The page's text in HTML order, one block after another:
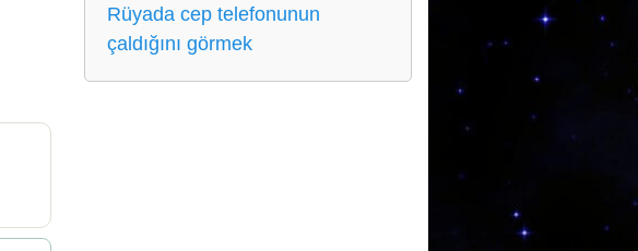
Rüyada cep telefonunun
çaldığını görmek